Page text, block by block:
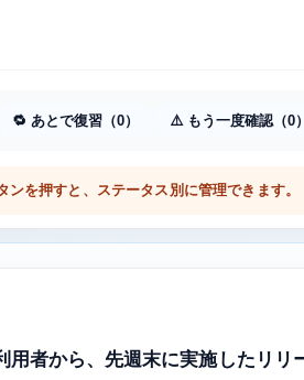
🔁 あとで復習（0） ⚠️ もう一度確認（0）
を押すと、ステータス別に管理できます。
者から、先週末に実施したリリ